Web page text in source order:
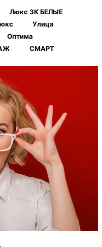
Люкс 3К БЕЛЫЕ
Улица
Оптима
СМАРТ